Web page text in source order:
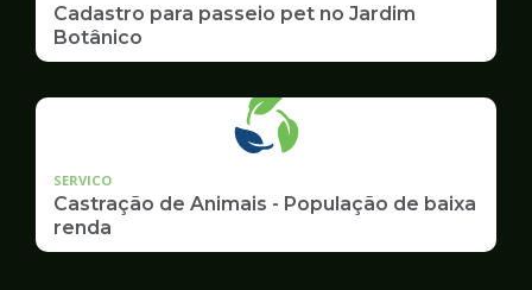
Cadastro para passeio pet no Jardim
Botânico
SERVICO
Castração de Animais - População de baixa
renda